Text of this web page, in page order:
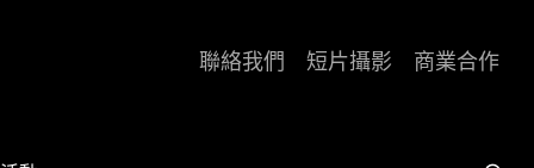
聯絡我們 短片攝影 商業合作